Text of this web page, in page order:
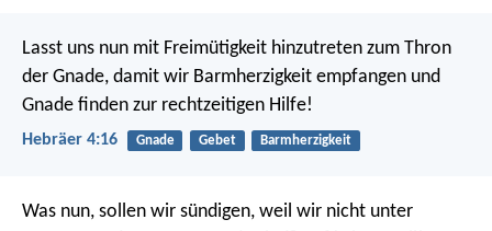
Lasst uns nun mit Freimütigkeit hinzutreten zum Thron
der Gnade, damit wir Barmherzigkeit empfangen und
Gnade finden zur rechtzeitigen Hilfe!
Hebräer 4:16 Gnade Gebet Barmherzigkeit
Was nun, sollen wir sündigen, weil wir nicht unter